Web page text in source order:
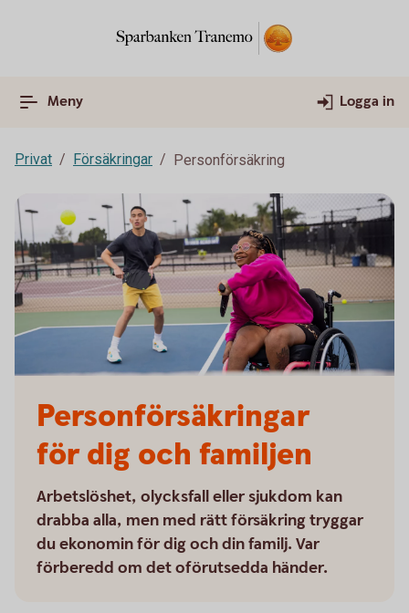
Meny Logga in
Privat Försäkringar Personförsäkring
Personförsäkringar
för dig och familjen
Arbetslöshet, olycksfall eller sjukdom kan
drabba alla, men med rätt försäkring tryggar
du ekonomin för dig och din familj. Var
förberedd om det oförutsedda händer.